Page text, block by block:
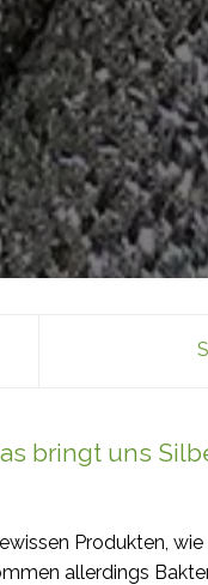
bringt uns
Produkten,
allerdings